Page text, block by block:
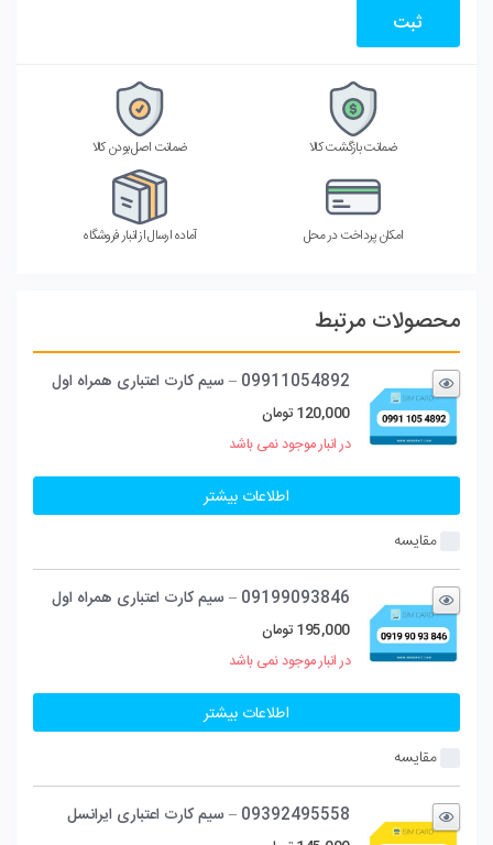
ضمانت بازگشت کالا ضمانت اصل بودن کالا
امکان پرداخت در محل آماده ارسال از انبار فروشگاه
محصولات مرتبط
09911054892 – سیم کارت اعتباری همراه اول
120,000 تومان
در انبار موجود نمی باشد
اطلاعات بیشتر
مقایسه
09199093846 – سیم کارت اعتباری همراه اول
195,000 تومان
در انبار موجود نمی باشد
اطلاعات بیشتر
مقایسه
09392495558 – سیم کارت اعتباری ایرانسل